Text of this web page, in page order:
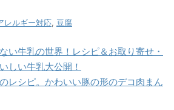
レルギー対応, 豆腐
い牛乳の世界！レシピ＆お取り寄せ・
しい牛乳大公開！
レシピ。かわいい豚の形のデコ肉まん